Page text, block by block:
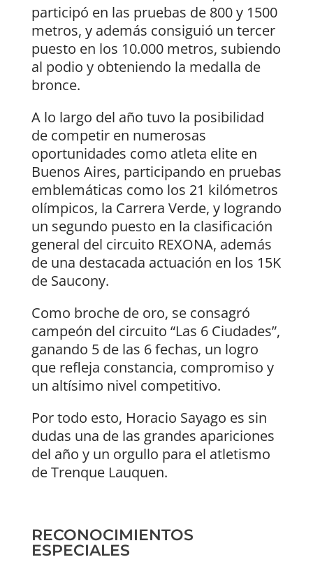
participó en las pruebas de 800 y 1500
metros, y además consiguió un tercer
puesto en los 10.000 metros, subiendo
al podio y obteniendo la medalla de
bronce.
A lo largo del año tuvo la posibilidad
de competir en numerosas
oportunidades como atleta elite en
Buenos Aires, participando en pruebas
emblemáticas como los 21 kilómetros
olímpicos, la Carrera Verde, y logrando
un segundo puesto en la clasificación
general del circuito REXONA, además
de una destacada actuación en los 15K
de Saucony.
Como broche de oro, se consagró
campeón del circuito “Las 6 Ciudades”,
ganando 5 de las 6 fechas, un logro
que refleja constancia, compromiso y
un altísimo nivel competitivo.
Por todo esto, Horacio Sayago es sin
dudas una de las grandes apariciones
del año y un orgullo para el atletismo
de Trenque Lauquen.
RECONOCIMIENTOS
ESPECIALES